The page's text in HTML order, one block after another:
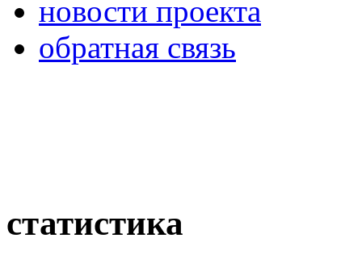
новости проекта
обратная связь
статистика